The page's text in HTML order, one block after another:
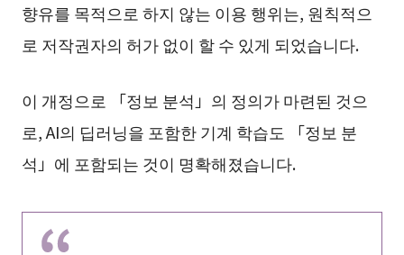
향유를 목적으로 하지 않는 이용 행위는, 원칙적으
로 저작권자의 허가 없이 할 수 있게 되었습니다.
이 개정으로 「정보 분석」의 정의가 마련된 것으
로, AI의 딥러닝을 포함한 기계 학습도 「정보 분
석」에 포함되는 것이 명확해졌습니다.